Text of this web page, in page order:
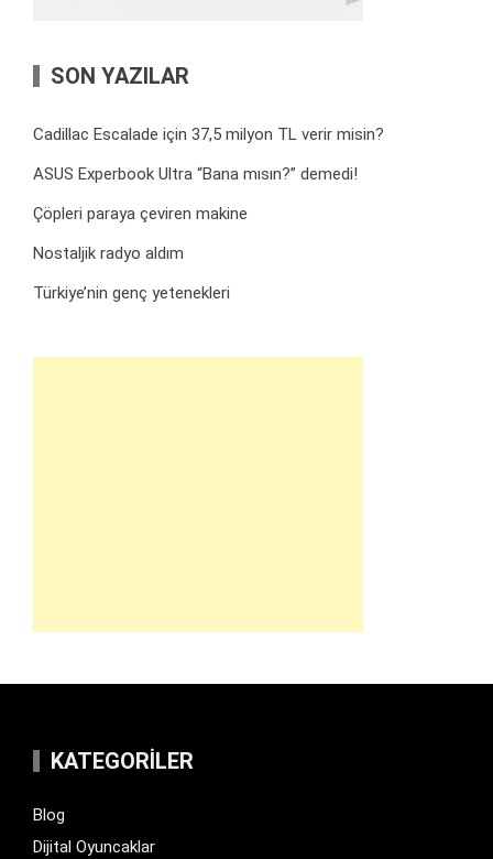
SON YAZILAR
Cadillac Escalade için 37,5 milyon TL verir misin?
ASUS Experbook Ultra “Bana mısın?” demedi!
Çöpleri paraya çeviren makine
Nostaljik radyo aldım
Türkiye’nin genç yetenekleri
KATEGORILER
Blog
Dijital Oyuncaklar